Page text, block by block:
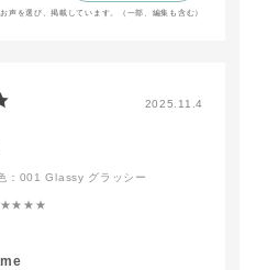
声を選び、掲載しています。（一部、編集も含む）
2025.11.4
：001 Glassy グラッシー